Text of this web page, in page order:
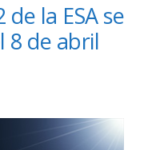
la ESA se
8 de abril